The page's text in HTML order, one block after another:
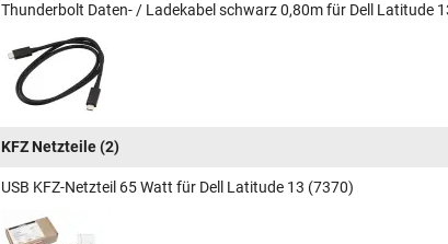
Thunderbolt Daten- / Ladekabel schwarz 0,80m für Dell Latitude
KFZ Netzteile(2)
USB KFZ-Netzteil 65 Watt für Dell Latitude 13 (7370)